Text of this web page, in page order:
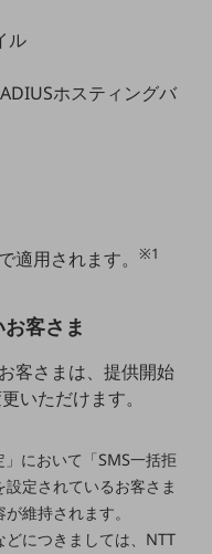
ル
ホスティングバ
適用されます。※1
客さま
客さまは、提供開始
いただけます。
において「SMS一括拒
定されているお客さま
維持されます。
につきましては、NTT